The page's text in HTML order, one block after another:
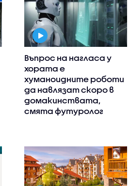
Въпрос на нагласа у
хората е
хуманоидните роботи
да навлязат скоро в
домакинствата,
смята футуролог